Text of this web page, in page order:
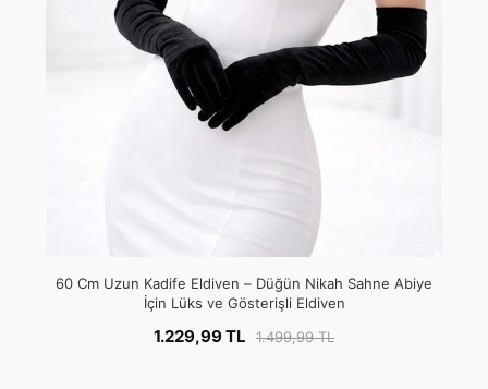
60 Cm Uzun Kadife Eldiven – Düğün Nikah Sahne Abiye
İçin Lüks ve Gösterişli Eldiven
1.229,99 TL 1.499,99 TL